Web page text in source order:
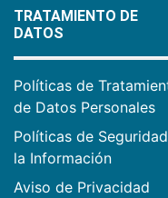
TRATAMIENTO DE
DATOS
Políticas de
de Datos Personales
Políticas de
la Información
Aviso de Privacidad